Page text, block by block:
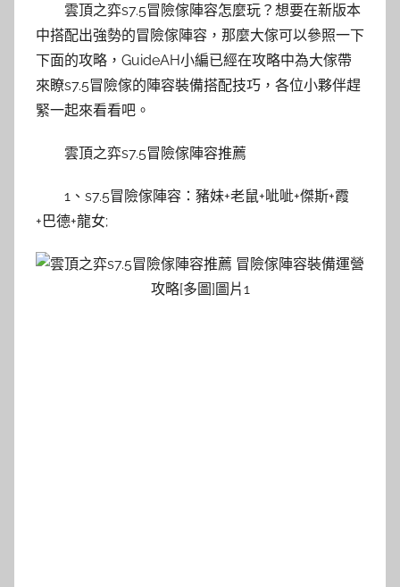
雲頂之弈s7.5冒險傢陣容怎麼玩？想要在新版本
中搭配出強勢的冒險傢陣容，那麼大傢可以參照一下
下面的攻略，GuideAH小編已經在攻略中為大傢帶
來瞭s7.5冒險傢的陣容裝備搭配技巧，各位小夥伴趕
緊一起來看看吧。
雲頂之弈s7.5冒險傢陣容推薦
1、s7.5冒險傢陣容：豬妹+老鼠+呲呲+傑斯+霞
+巴德+龍女;